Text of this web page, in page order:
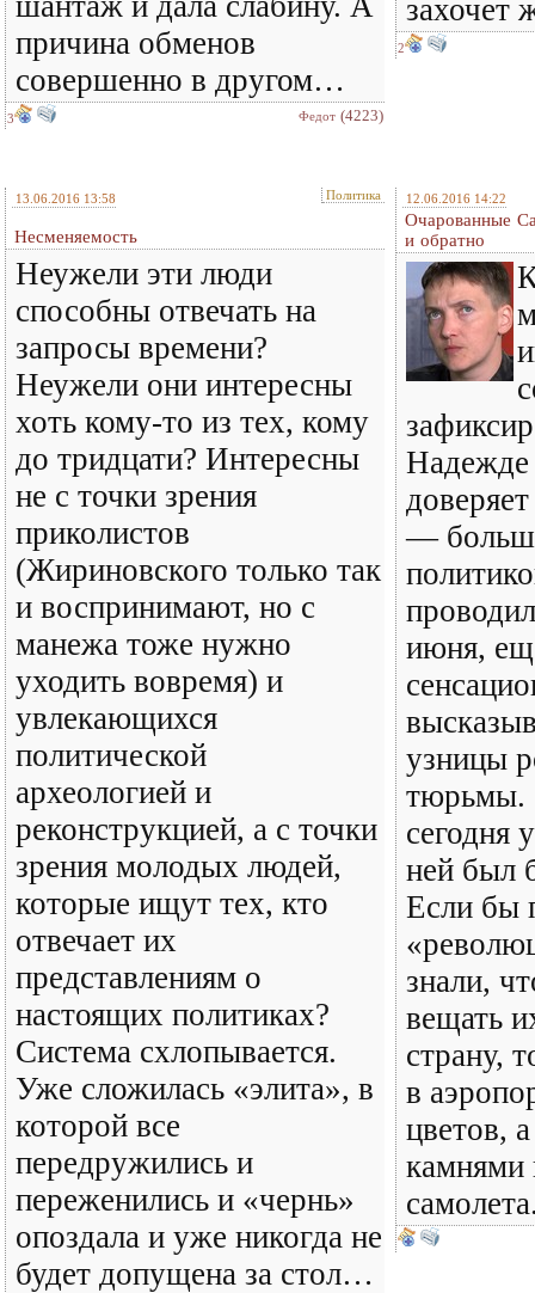
причина обменов
совершенно в другом…
3 Федот (4223)
захочет
2
13.06.2016 13:58 Политика
Несменяемость
Неужели эти люди
способны отвечать на
запросы времени?
Неужели они интересны
хоть кому-то из тех, кому
до тридцати? Интересны
не с точки зрения
приколистов
(Жириновского только так
и воспринимают, но с
манежа тоже нужно
уходить вовремя) и
увлекающихся
политической
археологией и
реконструкцией, а с точки
зрения молодых людей,
которые ищут тех, кто
отвечает их
представлениям о
настоящих политиках?
Система схлопывается.
Уже сложилась «элита», в
которой все
передружились и
переженились и «чернь»
опоздала и уже никогда не
будет допущена за стол…
12.06.2016 14:22
Очарованные
и обратно
Надежде
—
июня,
узницы
тюрьмы.
сегодня
ней был
Если бы
знали,
вещать
страну,
в
цветов,
камнями